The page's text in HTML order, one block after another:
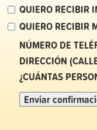
QUIERO RECIBIR
QUIERO RECIBIR
NÚMERO DE
DIRECCIÓN
¿CUÁNTAS